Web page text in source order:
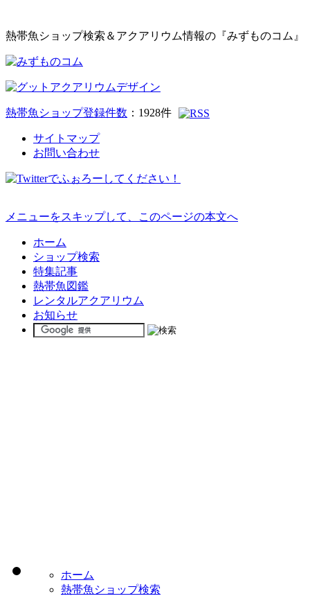
熱帯魚ショップ検索＆アクアリウム情報の『みずものコム』
熱帯魚ショップ登録件数 ： 1928件
サイトマップ
お問い合わせ
メニューをスキップして、このページの本文へ
ホーム
ショップ検索
特集記事
熱帯魚図鑑
レンタルアクアリウム
お知らせ
ホーム
熱帯魚ショップ検索